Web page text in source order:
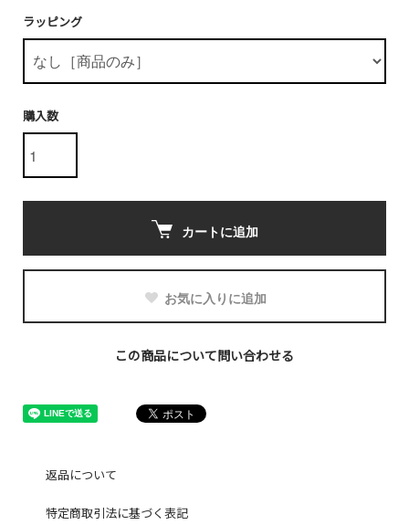
ラッピング
購入数
カートに追加
お気に入りに追加
この商品について問い合わせる
返品について
特定商取引法に基づく表記